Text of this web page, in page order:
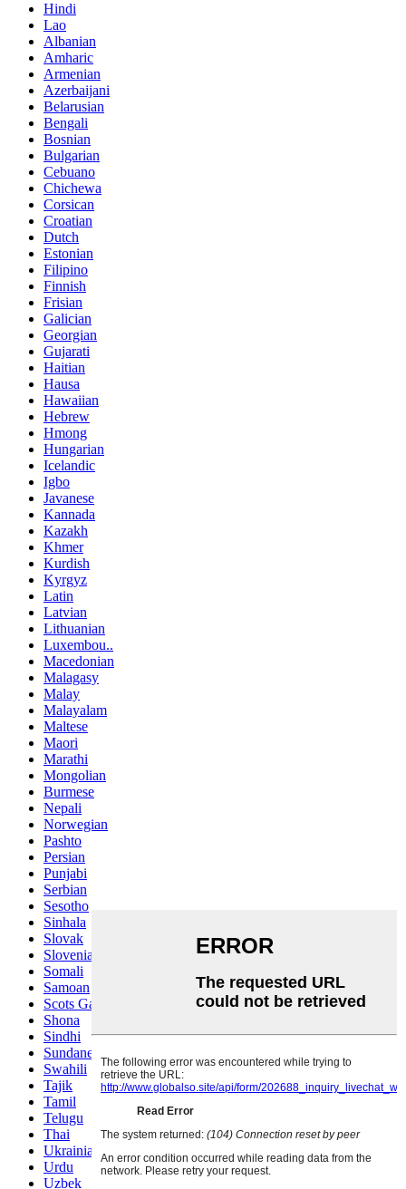
Hindi
Lao
Albanian
Amharic
Armenian
Azerbaijani
Belarusian
Bengali
Bosnian
Bulgarian
Cebuano
Chichewa
Corsican
Croatian
Dutch
Estonian
Filipino
Finnish
Frisian
Galician
Georgian
Gujarati
Haitian
Hausa
Hawaiian
Hebrew
Hmong
Hungarian
Icelandic
Igbo
Javanese
Kannada
Kazakh
Khmer
Kurdish
Kyrgyz
Latin
Latvian
Lithuanian
Luxembou..
Macedonian
Malagasy
Malay
Malayalam
Maltese
Maori
Marathi
Mongolian
Burmese
Nepali
Norwegian
Pashto
Persian
Punjabi
Serbian
Sesotho
Sinhala
Slovak
Slovenian
Somali
Samoan
Scots Gaelic
Shona
Sindhi
Sundanese
Swahili
Tajik
Tamil
Telugu
Thai
Ukrainian
Urdu
Uzbek